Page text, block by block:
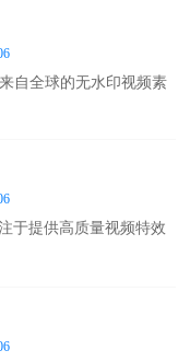
自全球的无水印视频素
于提供高质量视频特效